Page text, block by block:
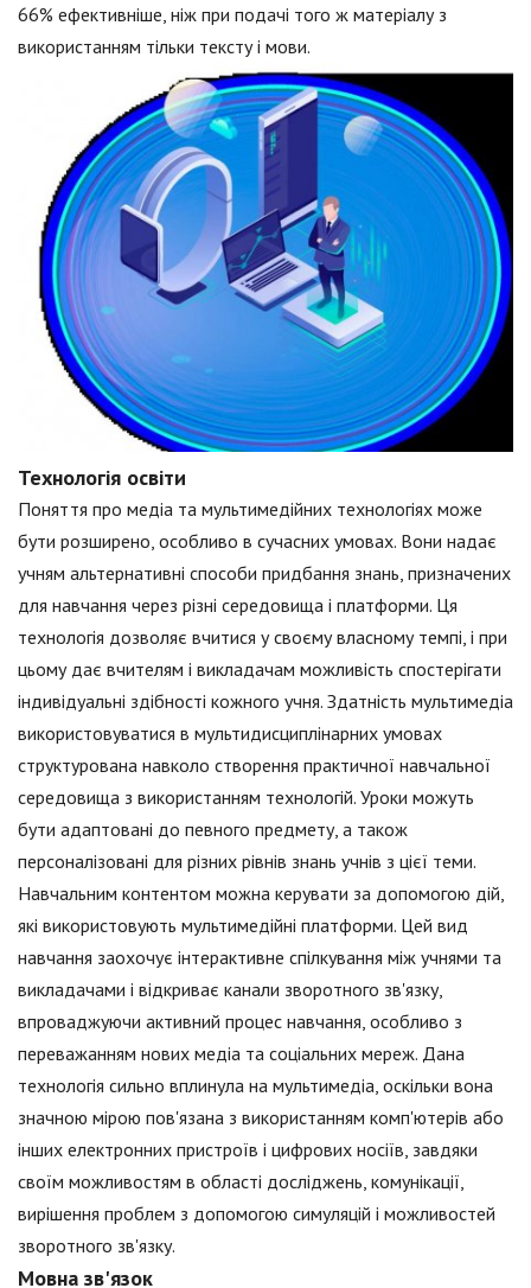
66% ефективніше, ніж при подачі того ж матеріалу з
використанням тільки тексту і мови.
Технологія освіти
Поняття про медіа та мультимедійних технологіях може
бути розширено, особливо в сучасних умовах. Вони надає
учням альтернативні способи придбання знань, призначених
для навчання через різні середовища і платформи. Ця
технологія дозволяє вчитися у своєму власному темпі, і при
цьому дає вчителям і викладачам можливість спостерігати
індивідуальні здібності кожного учня. Здатність мультимедіа
використовуватися в мультидисциплінарних умовах
структурована навколо створення практичної навчальної
середовища з використанням технологій. Уроки можуть
бути адаптовані до певного предмету, а також
персоналізовані для різних рівнів знань учнів з цієї теми.
Навчальним контентом можна керувати за допомогою дій,
які використовують мультимедійні платформи. Цей вид
навчання заохочує інтерактивне спілкування між учнями та
викладачами і відкриває канали зворотного зв'язку,
впроваджуючи активний процес навчання, особливо з
переважанням нових медіа та соціальних мереж. Дана
технологія сильно вплинула на мультимедіа, оскільки вона
значною мірою пов'язана з використанням комп'ютерів або
інших електронних пристроїв і цифрових носіїв, завдяки
своїм можливостям в області досліджень, комунікації,
вирішення проблем з допомогою симуляцій і можливостей
зворотного зв'язку.
Мовна зв'язок